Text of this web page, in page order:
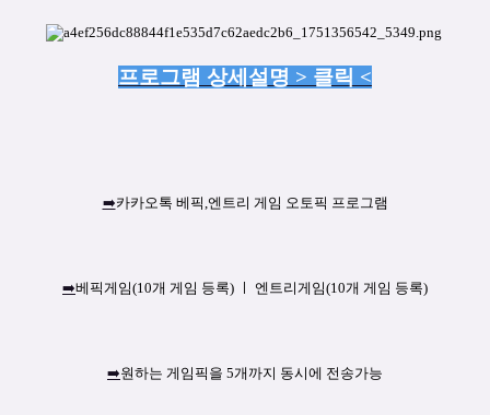
프로그램 상세설명 > 클릭 <
➡️카카오톡 베픽,엔트리 게임 오토픽 프로그램
➡️베픽게임(10개 게임 등록) ㅣ 엔트리게임(10개 게임 등록)
➡️원하는 게임픽을 5개까지 동시에 전송가능